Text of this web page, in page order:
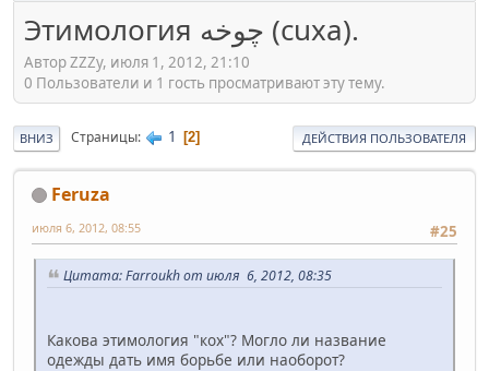
Этимология چوخه (cuxa).
Автор ZZZy, июля 1, 2012, 21:10
0 Пользователи и 1 гость просматривают эту тему.
ВНИЗ Страницы 1 2 ДЕЙСТВИЯ ПОЛЬЗОВАТЕЛЯ
Feruza
#25
июля 6, 2012, 08:55
Цитата: Farroukh от июля 6, 2012, 08:35
Какова этимология "кох"? Могло ли название
одежды дать имя борьбе или наоборот?